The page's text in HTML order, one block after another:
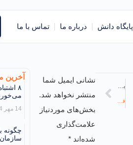
پایگاه دانش درباره ما تماس با ما
بعدی
نشانی ایمیل شما
منتشر نخواهد شد.
بخش‌های موردنیاز
علامت‌گذاری
شده‌اند*
آخرین
۸
14 مهر 1404
چگونه
سازمان